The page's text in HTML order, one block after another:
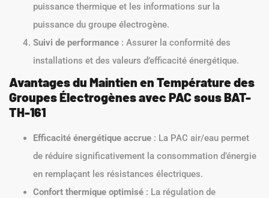
puissance thermique et les informations sur la
puissance du groupe électrogène.
Suivi de performance : Assurer la conformité des
installations et des valeurs d’efficacité énergétique.
Avantages du Maintien en Température des
Groupes Électrogènes avec PAC sous BAT-
TH-161
Efficacité énergétique accrue : La PAC air/eau permet
de réduire significativement la consommation d’énergie
en remplaçant les résistances électriques.
Confort thermique optimisé : La régulation de